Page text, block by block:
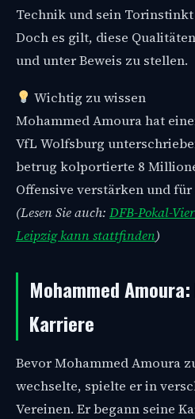
Technik und sein
Doch es gilt, diese
und unter Beweis zu stellen.
Wichtig zu wissen
Mohammed Amoura hat
VfL Wolfsburg
betrug kolportierte 8
Offensive verstärken und
(Lesen Sie auch: DFB-Pokal-
Leipzig kann stattfinden)
Mohammed
Karriere
Bevor Mohammed Amoura
wechselte, spielte er in
Vereinen. Er begann seine